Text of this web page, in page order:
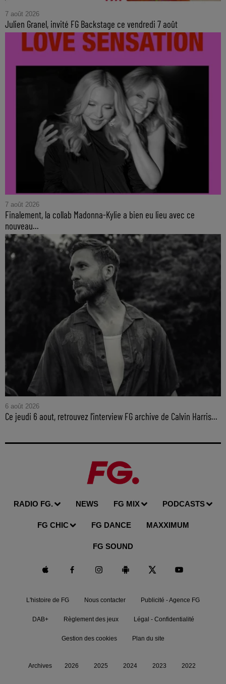
7 août 2026
Julien Granel, invité FG Backstage ce vendredi 7 août
7 août 2026
Finalement, la collab Madonna-Kylie a bien eu lieu avec ce
nouveau...
6 août 2026
Ce jeudi 6 aout, retrouvez l'interview FG archive de Calvin Harris...
RADIO FG. NEWS FG MIX PODCASTS
FG CHIC FG DANCE MAXXIMUM
FG SOUND
L'histoire de FG Nous contacter Publicité - Agence FG
DAB+ Règlement des jeux Légal - Confidentialité
Gestion des cookies Plan du site
Archives 2026 2025 2024 2023 2022